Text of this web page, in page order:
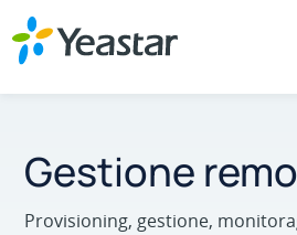
Gestione
Provisioning, gestione,